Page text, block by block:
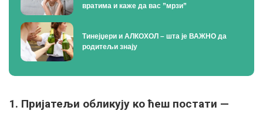
вратима и каже да вас ”мрзи”
Тинејџери и АЛКОХОЛ – шта је ВАЖНО да
родитељи знају
1. Пријатељи обликују ко ћеш постати —